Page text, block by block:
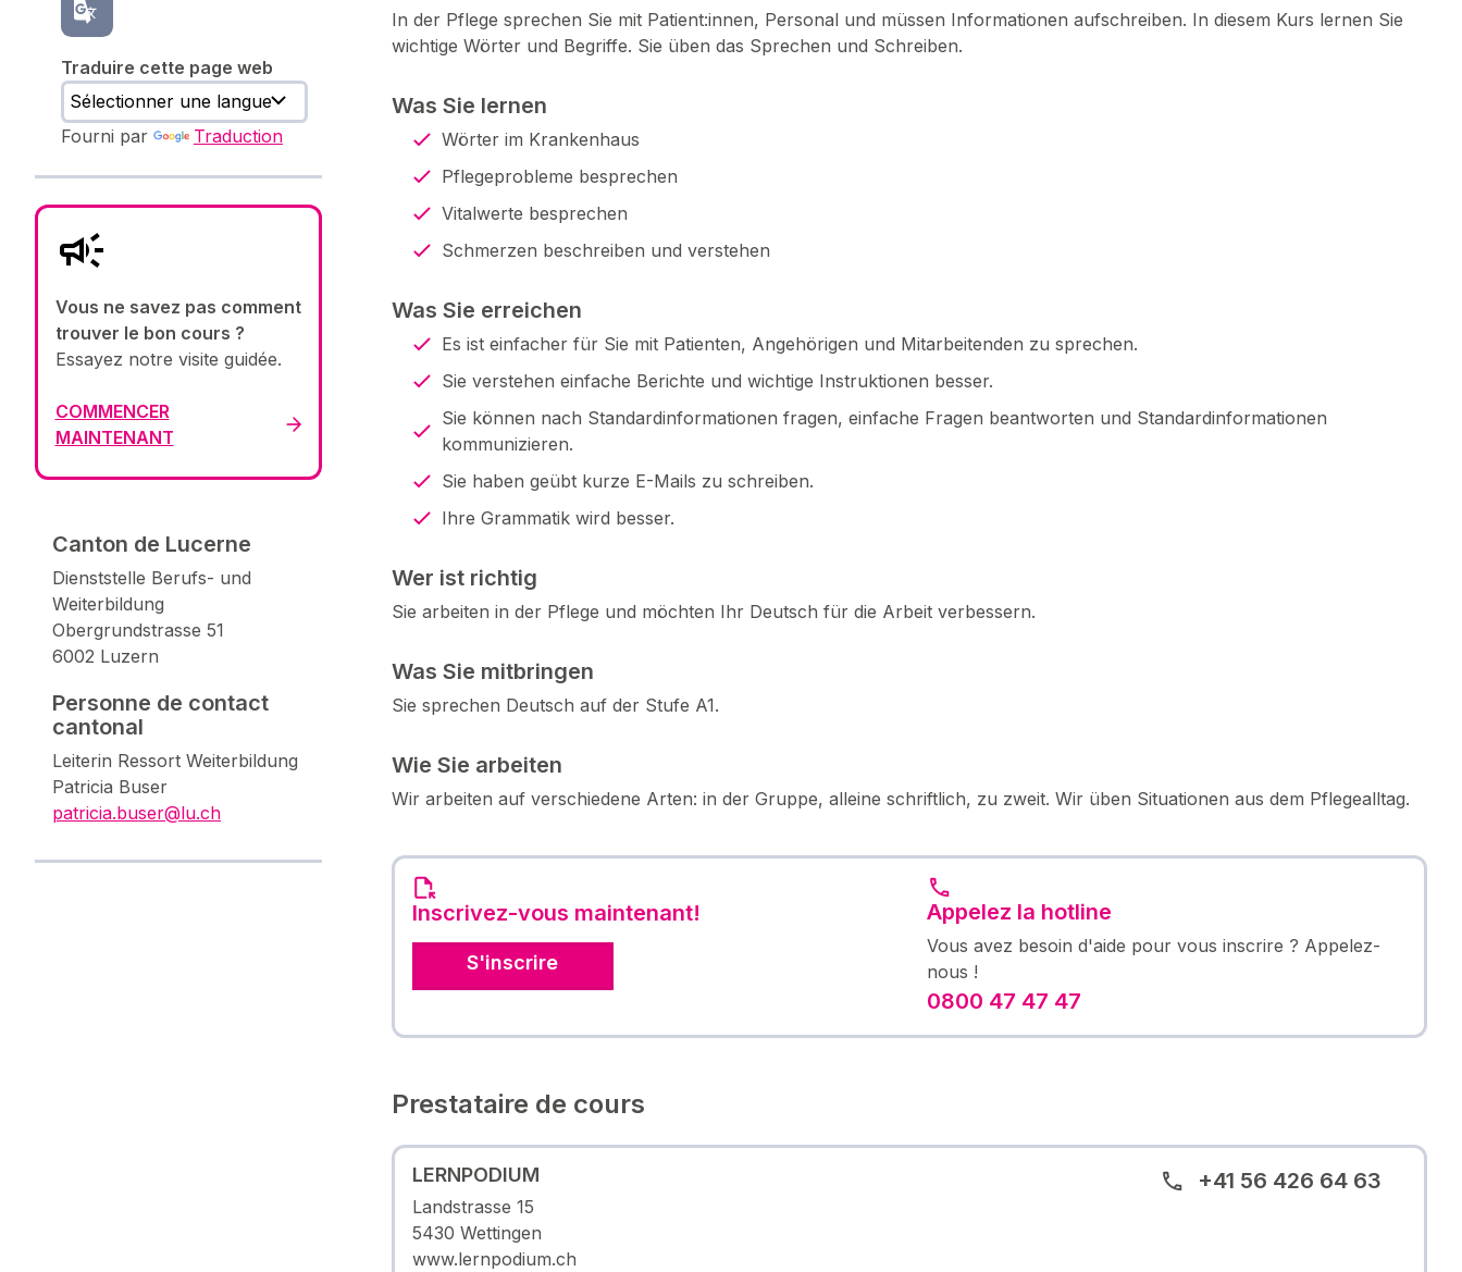
Traduire cette page web
Fourni par Traduction
Vous ne savez pas comment
trouver le bon cours ?
Essayez notre visite guidée.
COMMENCER
MAINTENANT
Canton de Lucerne
Dienststelle Berufs- und
Weiterbildung
Obergrundstrasse 51
6002 Luzern
Personne de contact
cantonal
Leiterin Ressort Weiterbildung
Patricia Buser
patricia.buser@lu.ch
In der Pflege sprechen Sie mit Patient:innen, Personal und müssen Informationen aufschreiben. In diesem Kurs lernen Sie
wichtige Wörter und Begriffe. Sie üben das Sprechen und Schreiben.
Was Sie lernen
Wörter im Krankenhaus
Pflegeprobleme besprechen
Vitalwerte besprechen
Schmerzen beschreiben und verstehen
Was Sie erreichen
Es ist einfacher für Sie mit Patienten, Angehörigen und Mitarbeitenden zu sprechen.
Sie verstehen einfache Berichte und wichtige Instruktionen besser.
Sie können nach Standardinformationen fragen, einfache Fragen beantworten und Standardinformationen
kommunizieren.
Sie haben geübt kurze E-Mails zu schreiben.
Ihre Grammatik wird besser.
Wer ist richtig
Sie arbeiten in der Pflege und möchten Ihr Deutsch für die Arbeit verbessern.
Was Sie mitbringen
Sie sprechen Deutsch auf der Stufe A1.
Wie Sie arbeiten
Wir arbeiten auf verschiedene Arten: in der Gruppe, alleine schriftlich, zu zweit. Wir üben Situationen aus dem Pflegealltag.
Inscrivez-vous maintenant!
S'inscrire
Appelez la hotline
Vous avez besoin d'aide pour vous inscrire ? Appelez-
nous !
0800 47 47 47
Prestataire de cours
LERNPODIUM
Landstrasse 15
5430 Wettingen
www.lernpodium.ch
+41 56 426 64 63